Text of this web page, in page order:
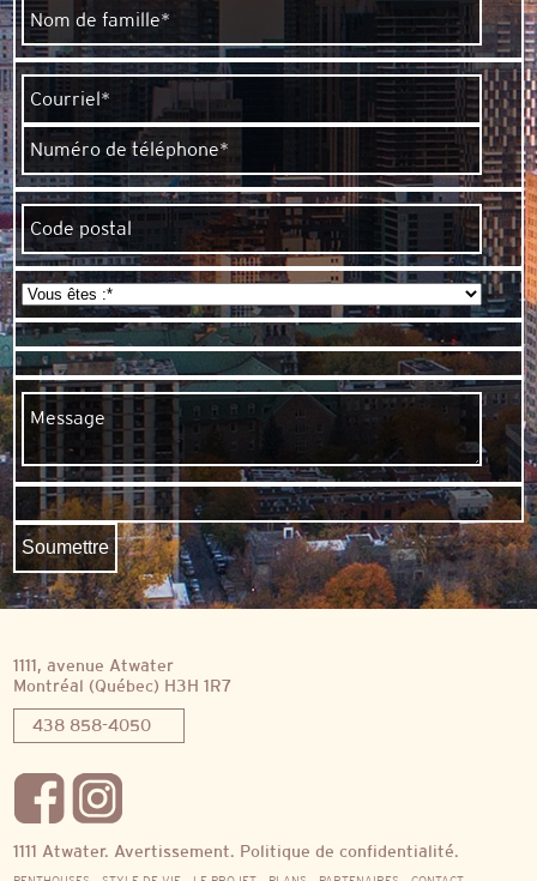
1111, avenue Atwater
Montréal (Québec) H3H 1R7
438 858-4050
1111 Atwater. Avertissement. Politique de confidentialité.